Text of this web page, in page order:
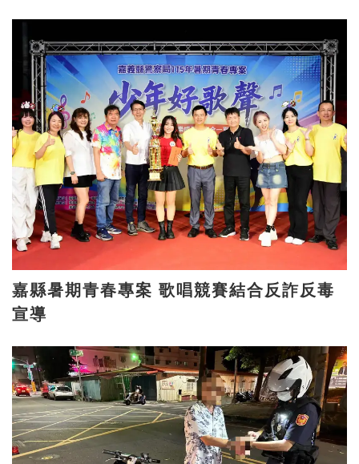
嘉縣暑期青春專案 歌唱競賽結合反詐反毒
宣導